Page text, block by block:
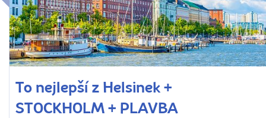
To nejlepší z Helsinek +
STOCKHOLM + PLAVBA